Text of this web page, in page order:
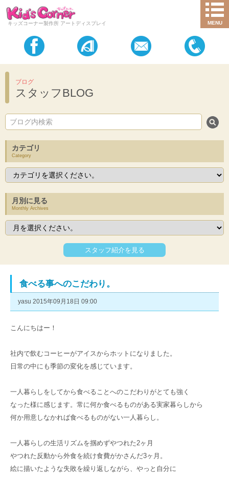
キッズコーナー製作所 アートディスプレイ MENU
ブログ
スタッフBLOG
カテゴリ
Category
月別に見る
Monthly Archives
スタッフ紹介を見る
食べる事へのこだわり。
yasu 2015年09月18日 09:00
こんにちはー！
社内で飲むコーヒーがアイスからホットになりました。
日常の中にも季節の変化を感じています。
一人暮らしをしてから食べることへのこだわりがとても強く
なった様に感じます。常に何か食べるものがある実家暮らしから
何か用意しなかれば食べるものがない一人暮らし。
一人暮らしの生活リズムを掴めずやつれた2ヶ月
やつれた反動から外食を続け食費がかさんだ3ヶ月。
絵に描いたような失敗を繰り返しながら、やっと自分に